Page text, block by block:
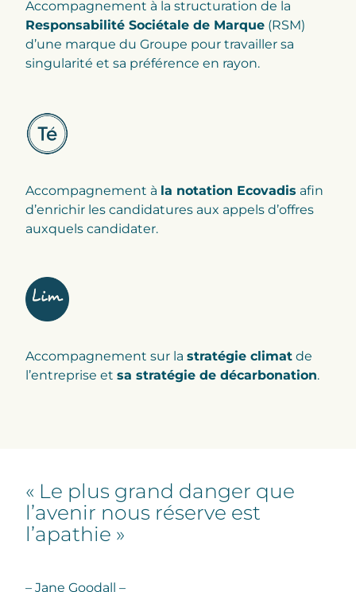
Accompagnement à la structuration de la
Responsabilité Sociétale de Marque (RSM)
d’une marque du Groupe pour travailler sa
singularité et sa préférence en rayon.
Accompagnement à la notation Ecovadis afin
d’enrichir les candidatures aux appels d’offres
auxquels candidater.
Accompagnement sur la stratégie climat de
l’entreprise et sa stratégie de décarbonation.
« Le plus grand danger que
l’avenir nous réserve est
l’apathie »
– Jane Goodall –